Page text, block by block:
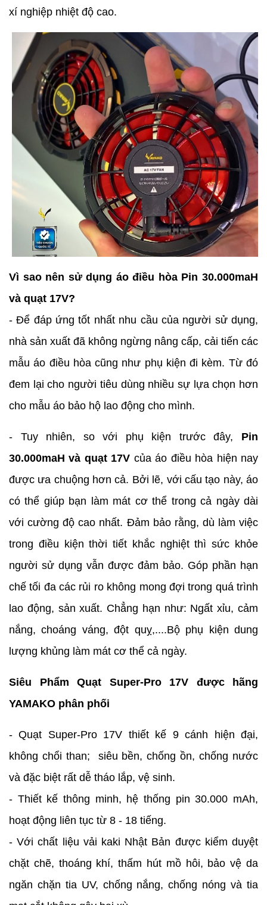
xí nghiệp nhiệt độ cao.
Vì sao nên sử dụng áo điều hòa Pin 30.000maH
và quạt 17V?
- Để đáp ứng tốt nhất nhu cầu của người sử dụng,
nhà sản xuất đã không ngừng nâng cấp, cải tiến các
mẫu áo điều hòa cũng như phụ kiện đi kèm. Từ đó
đem lại cho người tiêu dùng nhiều sự lựa chọn hơn
cho mẫu áo bảo hộ lao động cho mình.
- Tuy nhiên, so với phụ kiện trước đây, Pin
30.000maH và quạt 17V của áo điều hòa hiện nay
được ưa chuộng hơn cả. Bởi lẽ, với cấu tạo này, áo
có thể giúp bạn làm mát cơ thể trong cả ngày dài
với cường độ cao nhất. Đảm bảo rằng, dù làm việc
trong điều kiện thời tiết khắc nghiệt thì sức khỏe
người sử dụng vẫn được đảm bảo. Góp phần hạn
chế tối đa các rủi ro không mong đợi trong quá trình
lao động, sản xuất. Chẳng hạn như: Ngất xỉu, cảm
nắng, choáng váng, đột quỵ,....Bộ phụ kiện dung
lượng khủng làm mát cơ thể cả ngày.
Siêu Phẩm Quạt Super-Pro 17V được hãng
YAMAKO phân phối
- Quạt Super-Pro 17V thiết kế 9 cánh hiện đại,
không chổi than; siêu bền, chống ồn, chống nước
và đặc biệt rất dễ tháo lắp, vệ sinh.
- Thiết kế thông minh, hệ thống pin 30.000 mAh,
hoạt động liên tục từ 8 - 18 tiếng.
- Với chất liệu vải kaki Nhật Bản được kiểm duyệt
chặt chẽ, thoáng khí, thấm hút mồ hôi, bảo vệ da
ngăn chặn tia UV, chống nắng, chống nóng và tia